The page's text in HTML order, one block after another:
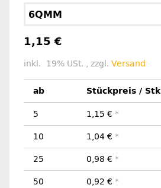
6QMM
1,15 €
inkl. 19% USt. , zzgl. Versand
ab Stückpreis / Stk
5 1,15 € *
10 1,04 € *
25 0,98 € *
50 0,92 € *